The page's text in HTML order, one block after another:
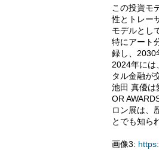
この投資モ
性とトレー
モデルとし
特にアート
録し、2030
2024年には
タル金融が
池田 真優は
OR
ロン展は、
とでも知ら
画像3: